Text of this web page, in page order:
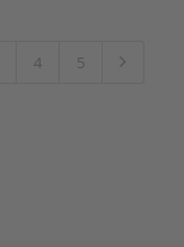
4 5